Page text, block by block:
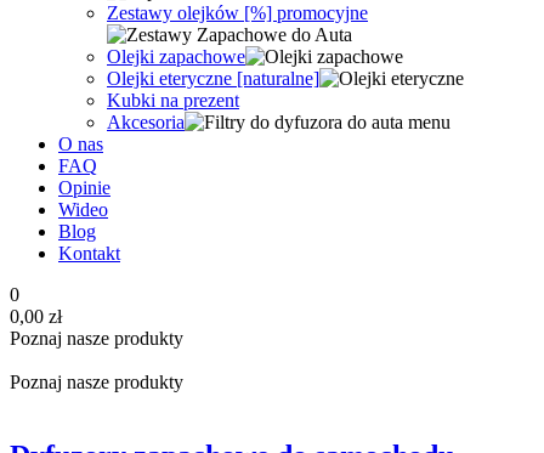
Zestawy olejków [%] promocyjne
Olejki zapachowe
Olejki eteryczne [naturalne]
Kubki na prezent
Akcesoria
O nas
FAQ
Opinie
Wideo
Blog
Kontakt
0
0,00 zł
Poznaj nasze produkty
Poznaj nasze produkty